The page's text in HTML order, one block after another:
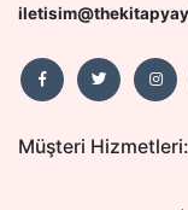
Müşteri Hizmetleri: